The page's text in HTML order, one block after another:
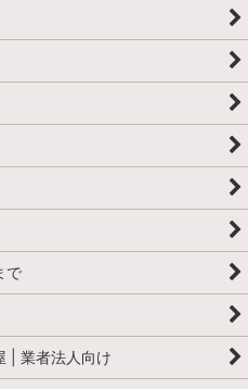
で
| 業者法人向け